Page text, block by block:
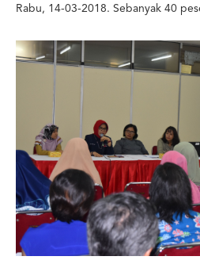
Rabu, 14-03-2018. Sebanyak 40
Kota Tanggerang ikut serta dalam
telah bekarja di bidang Transfusi
tahun, dengan sebagian besar
Red Cross Blood Service dimana
Senior Quality and Regulatory
GMP) dan bertanggung jawab atas
di Pusat Darah Australia Barat.
Vee membahas "Document Control
implement Change Control in
langsung dengan Vee yang berada
tanya jawab.